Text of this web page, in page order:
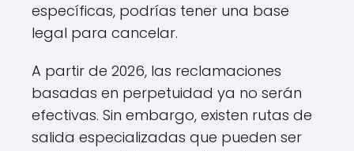
específicas, podrías tener una base
legal para cancelar.
A partir de 2026, las reclamaciones
basadas en perpetuidad ya no serán
efectivas. Sin embargo, existen rutas de
salida especializadas que pueden ser